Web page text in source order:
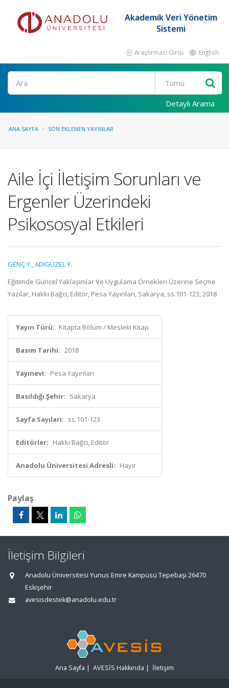
Akademik Veri Yönetim
Sistemi
Araştırmacı Girişi English
Ara
Detaylı Arama
ANA SAYFA SON EKLENEN YAYINLAR
Aile İçi İletişim Sorunları ve
Ergenler Üzerindeki
Psikososyal Etkileri
GENÇ Y.,ADIGÜZEL Y.
Eğitimde Güncel Yaklaşımlar Ve Uygulama Örnekleri Üzerine Seçme
Yazılar, Hakkı Bağcı, Editör, Pesa Yayınları, Sakarya, ss.101-123, 2018
Yayın Türü: Kitapta Bölüm / Mesleki Kitap
Basım Tarihi: 2018
Yayınevi: Pesa Yayınları
Basıldığı Şehir: Sakarya
Sayfa Sayıları: ss.101-123
Editörler: Hakkı Bağcı, Editör
Anadolu Üniversitesi Adresli: Hayır
Paylaş
İletişim Bilgileri
Anadolu Üniversitesi Yunus Emre Kampüsü Tepebaşı 26470
Eskişehir
avesisdestek@anadolu.edu.tr
Ana Sayfa | AVESİS Hakkında | İletişim